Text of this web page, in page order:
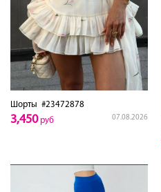
Шорты #23472878
07.08.2026
3,450руб